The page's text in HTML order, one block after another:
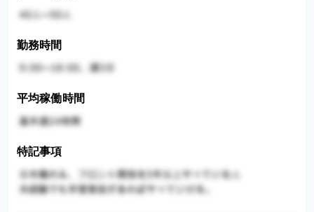
勤務時間
平均稼働時間
特記事項